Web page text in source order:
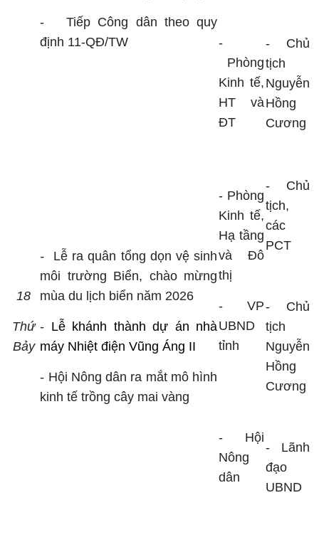
-
Tiếp Công dân theo quy
định 11-QĐ/TW
-
Phòng
Kinh tế,
HT và
ĐT
- Chủ
tịch
Nguyễn
Hồng
Cương
18
Thứ
Bảy
-
Lễ ra quân tổng dọn vệ sinh
môi trường Biển, chào mừng
mùa du lịch biển năm 2026
- Lễ khánh thành dự án nhà
máy Nhiệt điện Vũng Áng II
- Hội Nông dân ra mắt mô hình
kinh tế trồng cây mai vàng
- Phòng
Kinh tế,
Hạ tầng
và Đô
thị
- VP
UBND
tỉnh
- Hội
Nông
dân
- Chủ
tịch,
các
PCT
- Chủ
tịch
Nguyễn
Hồng
Cương
- Lãnh
đạo
UBND